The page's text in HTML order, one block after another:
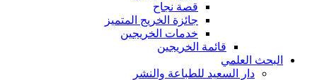
قصة نجاح
جائزة الخريج المتميز
خدمات الخريجين
قائمة الخريجين
البحث العلمي
دار السعيد للطباعة والنشر